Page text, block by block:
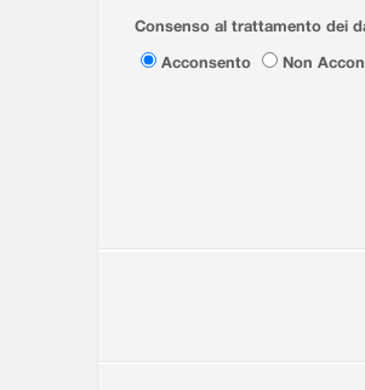
Consenso al trattamento dei
Acconsento
Non